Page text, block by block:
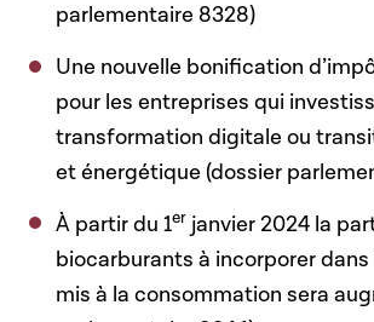
parlementaire 8328)
Une nouvelle bonification
pour les entreprises qui
transformation digitale ou
et énergétique (dossier
À partir du 1er janvier 2024 la
biocarburants à incorporer
mis à la consommation sera